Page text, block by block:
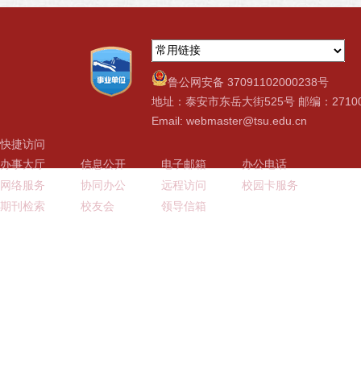
鲁公网安备 37091102000238号
地址：泰安市东岳大街525号 邮编：
Email: webmaster@tsu.edu.cn
快捷访问
办事大厅
信息公开 电子邮箱
办公电话
网络服务
协同办公 远程访问
校园卡服务
期刊检索
校友会 领导信箱